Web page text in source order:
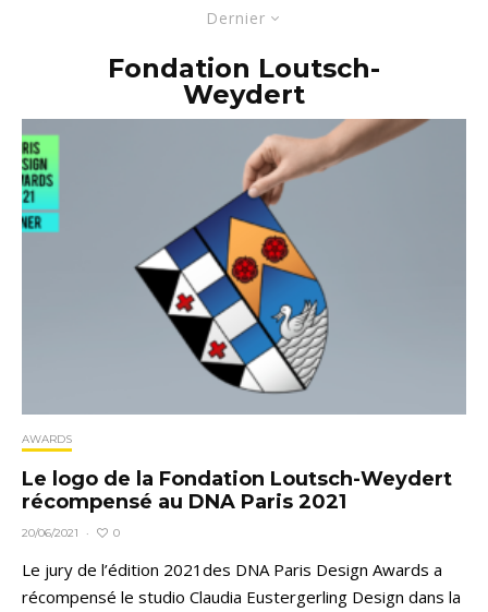
Dernier
Fondation Loutsch-
Weydert
AWARDS
Le logo de la Fondation Loutsch-Weydert
récompensé au DNA Paris 2021
20/06/2021 · 0
Le jury de l’édition 2021des DNA Paris Design Awards a
récompensé le studio Claudia Eustergerling Design dans la